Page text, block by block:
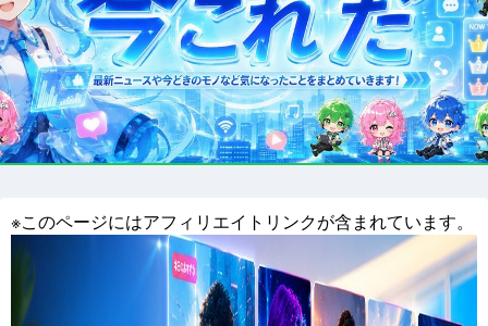
※このページにはアフィリエイトリンクが含まれています。